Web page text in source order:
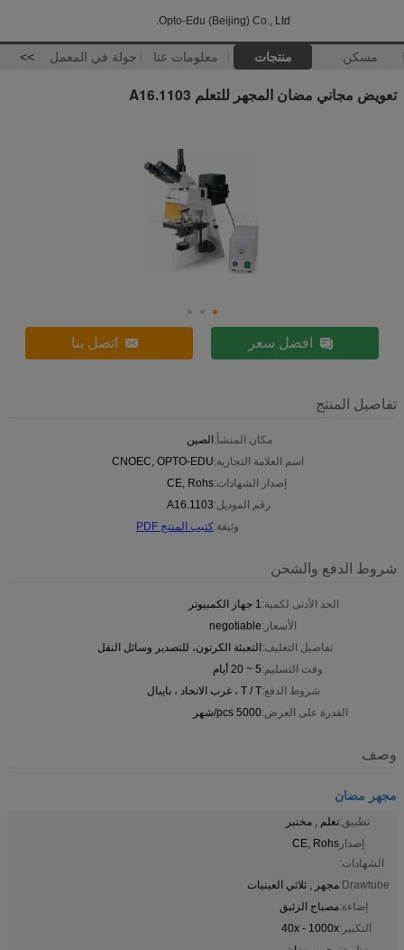
Opto-Edu (Beijing) Co., Ltd.
مسكن منتجات معلومات عنا جولة في المعمل >>
تعويض مجاني مضان المجهر للتعلم A16.1103
افضل سعر اتصل بنا
تفاصيل المنتج
مكان المنشأ:الصين
اسم العلامة التجارية:CNOEC, OPTO-EDU
إصدار الشهادات:CE, Rohs
رقم الموديل:A16.1103
وثيقة:كتيب المنتج PDF
شروط الدفع والشحن
الحد الأدنى لكمية:1 جهاز الكمبيوتر
الأسعار:negotiable
تفاصيل التغليف:التعبئة الكرتون، للتصدير وسائل النقل
وقت التسليم:5 ~ 20 أيام
شروط الدفع:T / T ، غرب الاتحاد ، بايبال
القدرة على العرض:5000 pcs/شهر
وصف
مجهر مضان
تطبيق:تعلم , مختبر
إصدار
الشهادات:
CE, Rohs
Drawtube: مجهر , ثلاثي العينيات
إضاءة:مصباح الزئبق
التكبير:40x - 1000x